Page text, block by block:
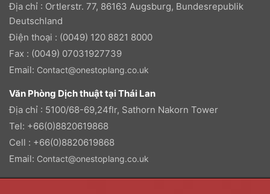
Địa chỉ : Ortlerstr. 77, 86163 Augsburg, Bundesrepublik
Deutschland
Điện thoại : (0049) 120 8821 8000
Fax : (0049) 07031927739
Email: Contact@onestoplang.co.uk
Văn Phòng Dịch thuật tại Thái Lan
Địa chỉ : 5100/68-69,24flr, Sathorn Nakorn Tower
Tel: +66(0)8820619868
Cell : +66(0)8820619868
Email: Contact@onestoplang.co.uk